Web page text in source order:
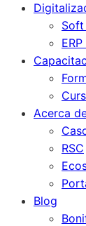
Acerca
RSC
Blog